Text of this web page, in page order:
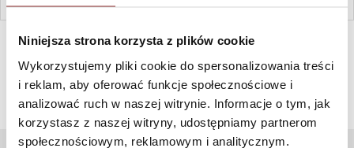
Niniejsza strona korzysta z plików cookie
Wykorzystujemy pliki cookie do spersonalizowania treści
i reklam, aby oferować funkcje społecznościowe i
analizować ruch w naszej witrynie. Informacje o tym, jak
korzystasz z naszej witryny, udostępniamy partnerom
społecznościowym, reklamowym i analitycznym.
SZYBKI KONTAKT PN-PT, 8-16, +48 698 291 992, +48 608
381 865